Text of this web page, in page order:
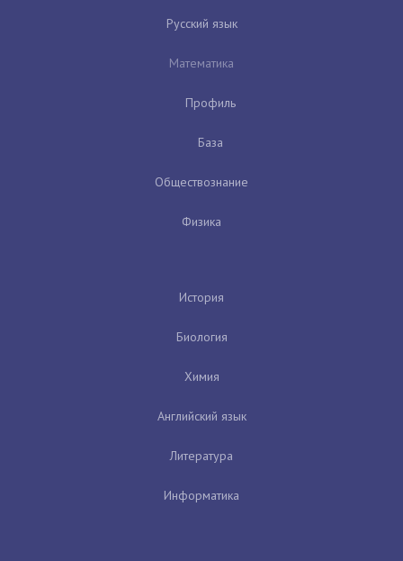
Русский язык
Математика
Профиль
База
Обществознание
Физика
История
Биология
Химия
Английский язык
Литература
Информатика